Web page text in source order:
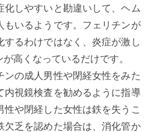
しやすいと勘違いして、ヘム
もいるようです。フェリチンが
するわけではなく、炎症が激し
高くなっているだけです。
ンの成人男性や閉経女性をみた
内視鏡検査を勧めるように指導
性や閉経した女性は鉄を失うこ
欠乏を認めた場合は、消化管か